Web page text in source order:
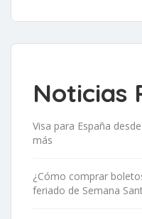
Noticias
Visa para España
más
¿Cómo comprar
feriado de Semana